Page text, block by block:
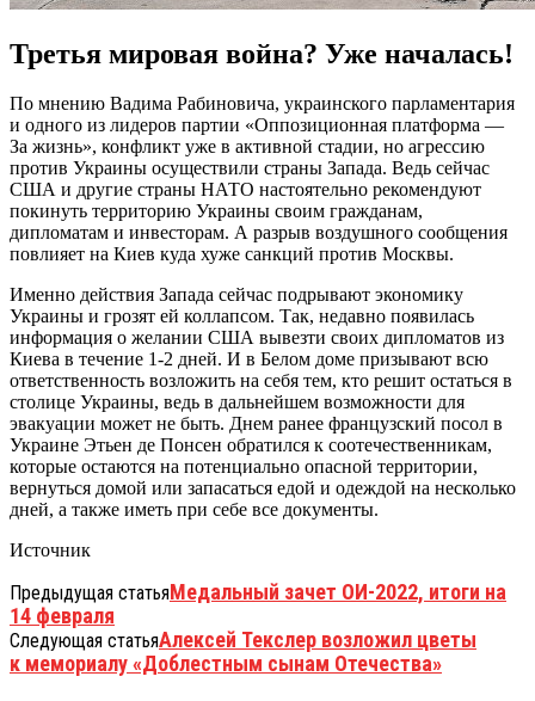
Третья мировая война? Уже началась!
По мнению Вадима Рабиновича, украинского парламентария
и одного из лидеров партии «Оппозиционная платформа —
За жизнь», конфликт уже в активной стадии, но агрессию
против Украины осуществили страны Запада. Ведь сейчас
США и другие страны НАТО настоятельно рекомендуют
покинуть территорию Украины своим гражданам,
дипломатам и инвесторам. А разрыв воздушного сообщения
повлияет на Киев куда хуже санкций против Москвы.
Именно действия Запада сейчас подрывают экономику
Украины и грозят ей коллапсом. Так, недавно появилась
информация о желании США вывезти своих дипломатов из
Киева в течение 1-2 дней. И в Белом доме призывают всю
ответственность возложить на себя тем, кто решит остаться в
столице Украины, ведь в дальнейшем возможности для
эвакуации может не быть. Днем ранее французский посол в
Украине Этьен де Понсен обратился к соотечественникам,
которые остаются на потенциально опасной территории,
вернуться домой или запасаться едой и одеждой на несколько
дней, а также иметь при себе все документы.
Источник
Предыдущая статьяМедальный зачет ОИ-2022, итоги на
14 февраля
Следующая статьяАлексей Текслер возложил цветы
к мемориалу «Доблестным сынам Отечества»